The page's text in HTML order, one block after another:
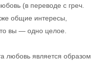
(в переводе с греч.
общие интересы,
вы — одно целое.
любовь является образом